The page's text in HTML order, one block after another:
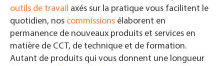
outils de travail axés sur la pratique vous facilitent le
quotidien, nos commissions élaborent en
permanence de nouveaux produits et services en
matière de CCT, de technique et de formation.
Autant de produits qui vous donnent une longueur